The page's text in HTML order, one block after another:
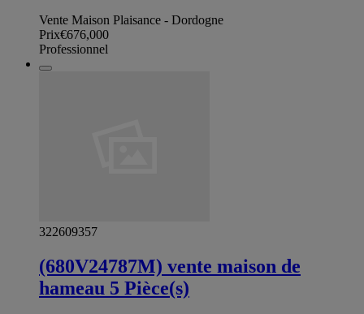
Vente Maison Plaisance - Dordogne
Prix€676,000
Professionnel
322609357
(680V24787M) vente maison de
hameau 5 Pièce(s)